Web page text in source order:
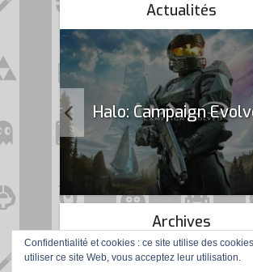
Actualités
Halo: Campaign
Archives
Confidentialité et cookies : ce site utilise des
utiliser ce site Web, vous acceptez leur utilisation.